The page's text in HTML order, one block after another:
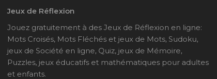
Jeux de Réflexion
Jouez gratuitement à des Jeux de Réflexion en ligne:
Mots Croisés, Mots Fléchés et jeux de Mots, Sudoku,
jeux de Société en ligne, Quiz, jeux de Mémoire,
Puzzles, jeux éducatifs et mathématiques pour adultes
et enfants.